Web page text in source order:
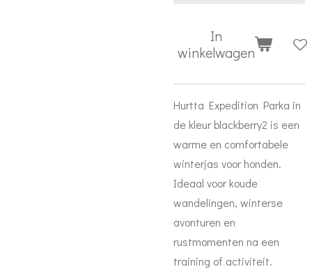
In
winkelwagen
Hurtta Expedition Parka in
de kleur blackberry2 is een
warme en comfortabele
winterjas voor honden.
Ideaal voor koude
wandelingen, winterse
avonturen en
rustmomenten na een
training of activiteit.